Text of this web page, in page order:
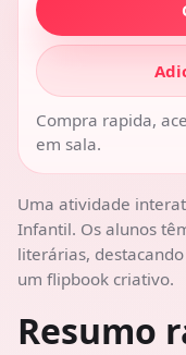
Compra rapida,
em sala.
Uma atividade
Infantil. Os alunos
literárias,
um flipbook criativo.
Resumo